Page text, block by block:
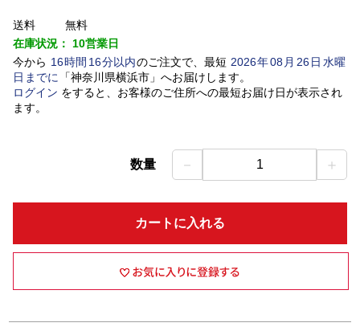
送料
無料
在庫状況： 10営業日
今から 16時間 16分以内のご注文で、最短 2026年08 月 26日水曜
日 までに 「神奈川県横浜市」 へお届けします。
ログイン をすると、お客様のご住所への最短お届け日が表示され
ます。
数量 － 1 ＋
カートに入れる